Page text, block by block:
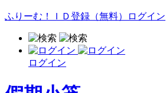
ふりーむ！ＩＤ登録（無料） ログイン
ログイン